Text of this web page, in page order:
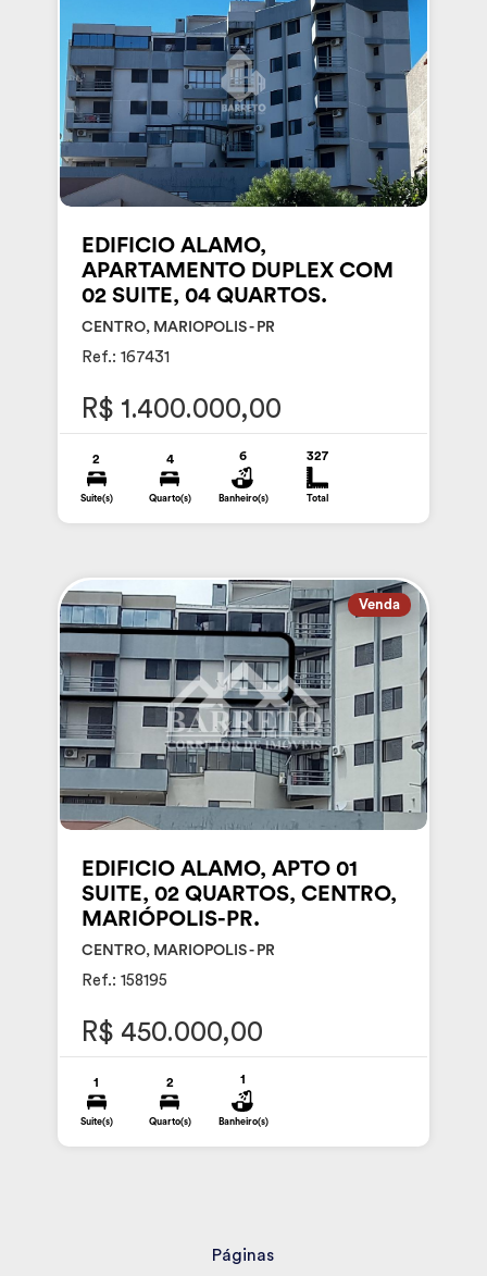
EDIFICIO ALAMO,
APARTAMENTO DUPLEX COM
02 SUITE, 04 QUARTOS.
CENTRO, MARIOPOLIS - PR
Ref.: 167431
R$ 1.400.000,00
2
Suite(s)
4
Quarto(s)
6
Banheiro(s)
327
Total
Venda
EDIFICIO ALAMO, APTO 01
SUITE, 02 QUARTOS, CENTRO,
MARIÓPOLIS-PR.
CENTRO, MARIOPOLIS - PR
Ref.: 158195
R$ 450.000,00
1
Suite(s)
2
Quarto(s)
1
Banheiro(s)
Páginas